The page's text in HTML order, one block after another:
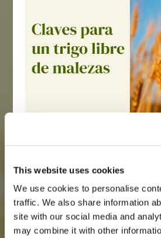
This website uses cookies
We use cookies to personalise
traffic. We also share information
site with our social media and
may combine it with other